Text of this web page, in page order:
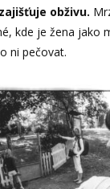
obživu.
kde je žena jako
ni pečovat.